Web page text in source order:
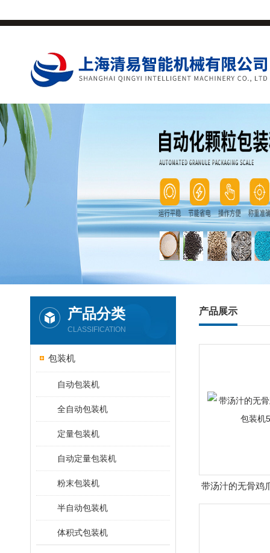
产品分类
CLASSIFICATION
包装机
自动包装机
全自动包装机
定量包装机
自动定量包装机
粉末包装机
半自动包装机
体积式包装机
产品展示
带汤汁的无骨鸡
机